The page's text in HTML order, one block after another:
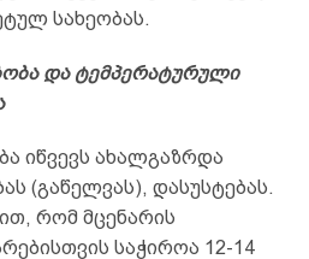
სახეობას.
და ტემპერატურული
იწვევს ახალგაზრდა
(გაწელვას), დასუსტებას.
რომ მცენარის
საჭიროა 12-14